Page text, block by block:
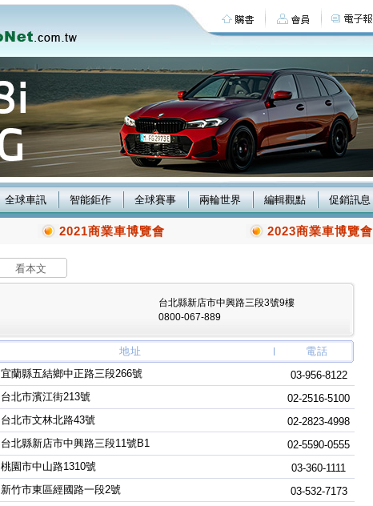
全球車訊 智能鉅作 全球賽事 兩輪世界 編輯觀點 促銷訊息
2021商業車博覽會 2023商業車博覽會
看本文
台北縣新店市中興路三段3號9樓
0800-067-889
地址
電話
宜蘭縣五結鄉中正路三段266號
03-956-8122
台北市濱江街213號
02-2516-5100
台北市文林北路43號
02-2823-4998
台北縣新店市中興路三段11號B1
02-5590-0555
桃園市中山路1310號
03-360-1111
新竹市東區經國路一段2號
03-532-7173